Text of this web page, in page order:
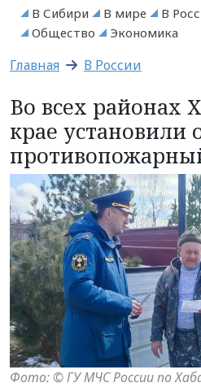
В Сибири В мире В
Общество
Экономика
Главная В России
Во всех районах
крае установили
Фото: © ГУ МЧС России по